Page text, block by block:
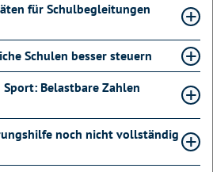
für Schulbegleitungen
Schulen besser steuern
Belastbare Zahlen
noch nicht vollständig